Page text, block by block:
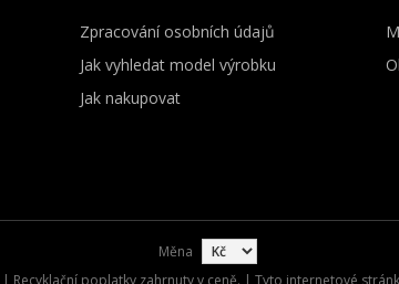
Zpracování osobních údajů
Jak vyhledat model výrobku
Jak nakupovat
Měna
Recyklační poplatky zahrnuty v ceně. | Tyto internetové